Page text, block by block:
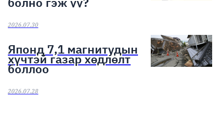
2026.07.30
Японд 7,1 магнитудын
хүчтэй газар хөдлөлт
боллоо
2026.07.28